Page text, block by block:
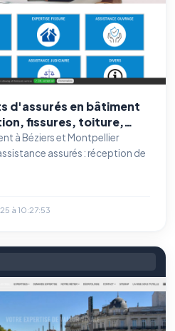
d'assurés en bâtiment
fissures, toiture,
à Béziers et Montpellier
assurés : réception de
à 10:27:53